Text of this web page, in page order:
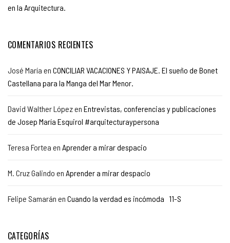
en la Arquitectura.
COMENTARIOS RECIENTES
José María en CONCILIAR VACACIONES Y PAISAJE. El sueño de Bonet
Castellana para la Manga del Mar Menor.
David Walther Lópezen Entrevistas, conferencias y publicaciones
de Josep María Esquirol #arquitecturaypersona
Teresa Fortea en Aprender a mirar despacio
M. Cruz Galindo en Aprender a mirar despacio
Felipe Samarán en Cuando la verdad es incómoda 11-S
CATEGORÍAS